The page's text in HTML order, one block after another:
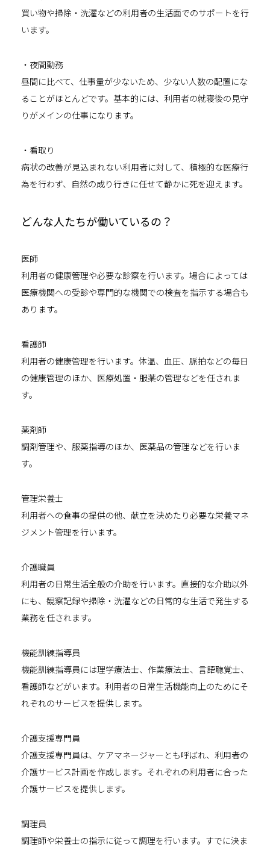
買い物や掃除・洗濯などの利用者の生活面でのサポートを行
います。
・夜間勤務
昼間に比べて、仕事量が少ないため、少ない人数の配置にな
ることがほとんどです。基本的には、利用者の就寝後の見守
りがメインの仕事になります。
・看取り
病状の改善が見込まれない利用者に対して、積極的な医療行
為を行わず、自然の成り行きに任せて静かに死を迎えます。
どんな人たちが働いているの？
医師
利用者の健康管理や必要な診察を行います。場合によっては
医療機関への受診や専門的な機関での検査を指示する場合も
あります。
看護師
利用者の健康管理を行います。体温、血圧、脈拍などの毎日
の健康管理のほか、医療処置・服薬の管理などを任されま
す。
薬剤師
調剤管理や、服薬指導のほか、医薬品の管理などを行いま
す。
管理栄養士
利用者への食事の提供の他、献立を決めたり必要な栄養マネ
ジメント管理を行います。
介護職員
利用者の日常生活全般の介助を行います。直接的な介助以外
にも、観察記録や掃除・洗濯などの日常的な生活で発生する
業務を任されます。
機能訓練指導員
機能訓練指導員には理学療法士、作業療法士、言語聴覚士、
看護師などがいます。利用者の日常生活機能向上のためにそ
れぞれのサービスを提供します。
介護支援専門員
介護支援専門員は、ケアマネージャーとも呼ばれ、利用者の
介護サービス計画を作成します。それぞれの利用者に合った
介護サービスを提供します。
調理員
調理師や栄養士の指示に従って調理を行います。すでに決ま